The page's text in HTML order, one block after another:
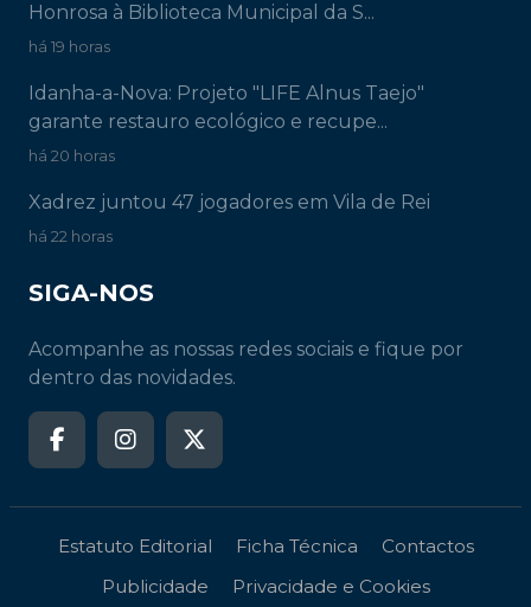
Honrosa à Biblioteca Municipal da S...
há 19 horas
Idanha-a-Nova: Projeto "LIFE Alnus Taejo"
garante restauro ecológico e recupe...
há 20 horas
Xadrez juntou 47 jogadores em Vila de Rei
há 22 horas
SIGA-NOS
Acompanhe as nossas redes sociais e fique por
dentro das novidades.
Estatuto Editorial Ficha Técnica
Contactos
Publicidade
Privacidade e Cookies